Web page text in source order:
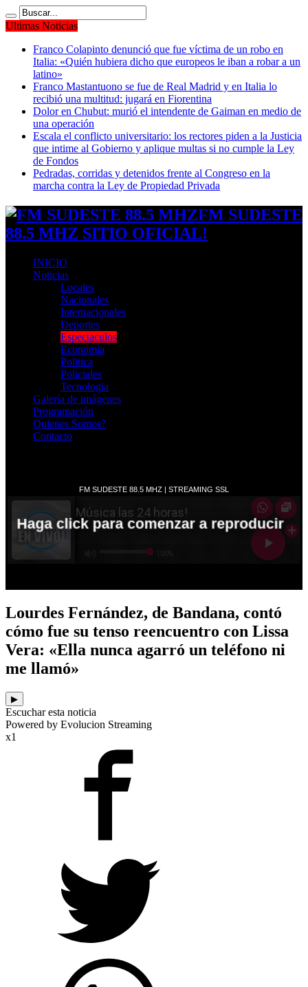
Ultimas Noticias
Franco Colapinto denunció que fue víctima de un robo en
Italia: «Quién hubiera dicho que europeos le iban a robar a un
latino»
Franco Mastantuono se fue de Real Madrid y en Italia lo
recibió una multitud: jugará en Fiorentina
Dolor en Chubut: murió el intendente de Gaiman en medio de
una operación
Escala el conflicto universitario: los rectores piden a la Justicia
que intime al Gobierno y aplique multas si no cumple la Ley
de Fondos
Pedradas, corridas y detenidos frente al Congreso en la
marcha contra la Ley de Propiedad Privada
FM SUDESTE
88.5 MHZ SITIO OFICIAL!
INICIO
Noticias
Locales
Nacionales
Internacionales
Deportes
Espectaculos
Economia
Politica
Policiales
Tecnologia
Galería de imágenes
Programación
Quienes Somos?
Contacto
Lourdes Fernández, de Bandana, contó
cómo fue su tenso reencuentro con Lissa
Vera: «Ella nunca agarró un teléfono ni
me llamó»
▶
Escuchar esta noticia
Powered by Evolucion Streaming
x1